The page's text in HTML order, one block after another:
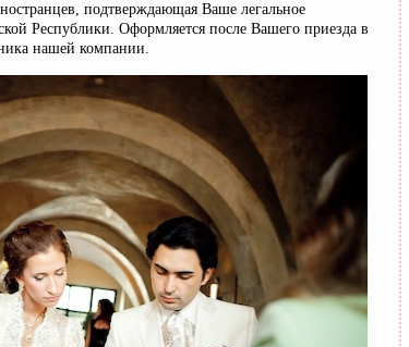
подтверждающая Ваше легальное
Республики. Оформляется после Вашего приезда в
нашей компании.